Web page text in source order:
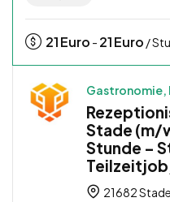
21Euro - 21Euro /
Stade (m/
Stunde –
21682